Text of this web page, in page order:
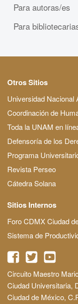
Para autoras/es
Para
Otros Sitios
Universidad Nacional
Coordinación de
Toda la UNAM en
Defensoría de los
Programa
Revista Perseo
Cátedra Solana
Sitios Internos
Foro CDMX Ciudad
Sistema de
Circuito Maestro
Ciudad Universitaria,
Ciudad de México,